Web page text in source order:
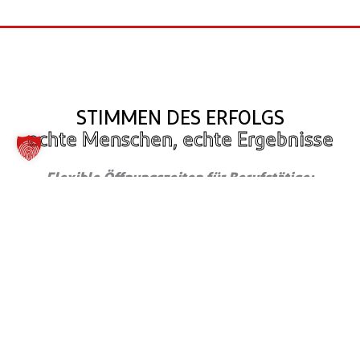
STIMMEN DES ERFOLGS
echte Menschen, echte Ergebnisse
Flexible Öffnungszeiten für Berufstätige: